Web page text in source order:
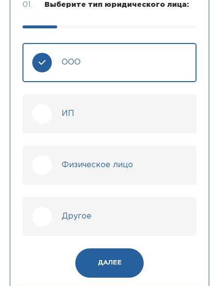
01. Выберите тип юридического лица:
ООО
ИП
Физическое лицо
Другое
ДАЛЕЕ